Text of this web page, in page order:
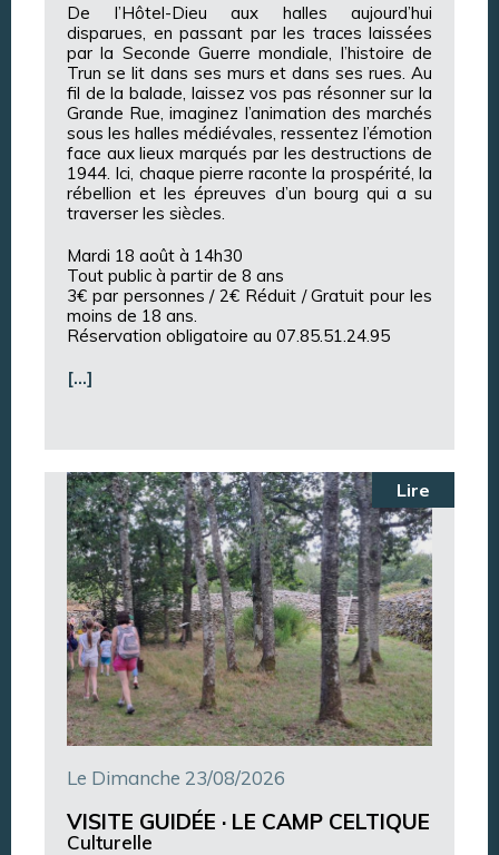
De l’Hôtel-Dieu aux halles aujourd’hui
disparues, en passant par les traces laissées
par la Seconde Guerre mondiale, l’histoire de
Trun se lit dans ses murs et dans ses rues. Au
fil de la balade, laissez vos pas résonner sur la
Grande Rue, imaginez l’animation des marchés
sous les halles médiévales, ressentez l’émotion
face aux lieux marqués par les destructions de
1944. Ici, chaque pierre raconte la prospérité, la
rébellion et les épreuves d’un bourg qui a su
traverser les siècles.
Mardi 18 août à 14h30
Tout public à partir de 8 ans
3€ par personnes / 2€ Réduit / Gratuit pour les
moins de 18 ans.
Réservation obligatoire au 07.85.51.24.95
[…]
Lire
Le Dimanche 23/08/2026
VISITE GUIDÉE · LE CAMP CELTIQUE
Culturelle